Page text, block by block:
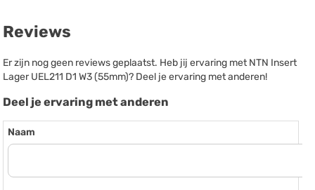
Reviews
Er zijn nog geen reviews geplaatst. Heb jij ervaring met NTN Insert
Lager UEL211 D1 W3 (55mm)? Deel je ervaring met anderen!
Deel je ervaring met anderen
Naam